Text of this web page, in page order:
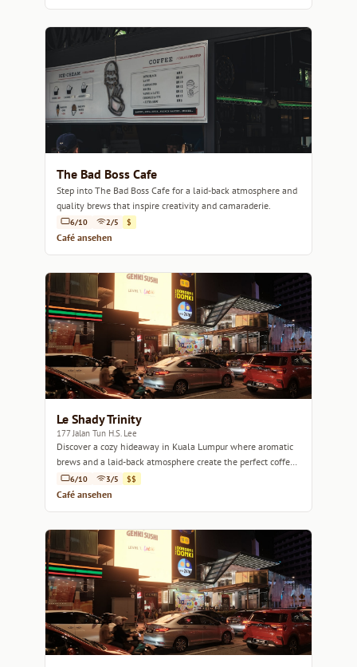
The Bad Boss Cafe
Step into The Bad Boss Cafe for a laid-back atmosphere and
quality brews that inspire creativity and camaraderie.
6/10 2/5 $
Café ansehen
Le Shady Trinity
177 Jalan Tun H.S. Lee
Discover a cozy hideaway in Kuala Lumpur where aromatic
brews and a laid-back atmosphere create the perfect coffee
escape.
6/10 3/5 $$
Café ansehen